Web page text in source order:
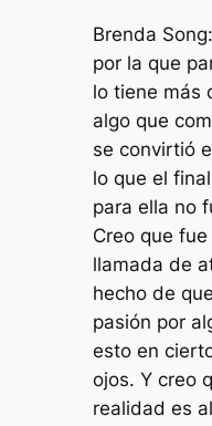
Brenda
por la que
lo tiene más
algo que
se convirtió
lo que el
para ella no
Creo que
llamada de
hecho de
pasión por
esto en
ojos. Y creo
realidad es